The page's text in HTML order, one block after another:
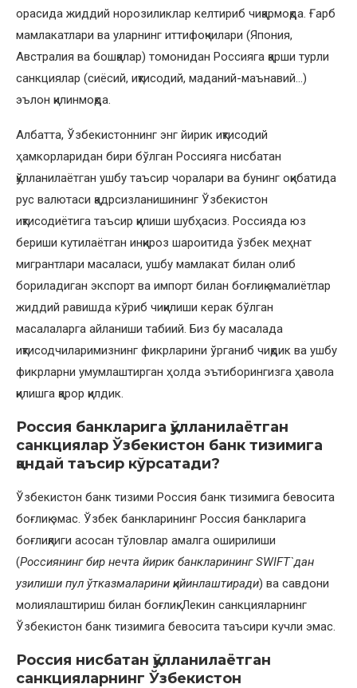
орасида жиддий норозиликлар келтириб чиқармоқда. Ғарб
мамлакатлари ва уларнинг иттифоқчилари (Япония,
Австралия ва бошқалар) томонидан Россияга қарши турли
санкциялар (сиёсий, иқтисодий, маданий-маънавий…)
эълон қилинмоқда.
Албатта, Ўзбекистоннинг энг йирик иқтисодий
ҳамкорларидан бири бўлган Россияга нисбатан
қўлланилаётган ушбу таъсир чоралари ва бунинг оқибатида
рус валютаси қадрсизланишининг Ўзбекистон
иқтисодиётига таъсир қилиши шубҳасиз. Россияда юз
бериши кутилаётган инқироз шароитида ўзбек меҳнат
мигрантлари масаласи, ушбу мамлакат билан олиб
бориладиган экспорт ва импорт билан боғлиқ амалиётлар
жиддий равишда кўриб чиқилиши керак бўлган
масалаларга айланиши табиий. Биз бу масалада
иқтисодчиларимизнинг фикрларини ўрганиб чиқдик ва ушбу
фикрларни умумлаштирган ҳолда эътиборингизга ҳавола
қилишга қарор қилдик.
Россия банкларига қўлланилаётган
санкциялар Ўзбекистон банк тизимига
қандай таъсир кўрсатади?
Ўзбекистон банк тизими Россия банк тизимига бевосита
боғлиқ эмас. Ўзбек банкларининг Россия банкларига
боғлиқлиги асосан тўловлар амалга оширилиши
(Россиянинг бир нечта йирик банкларининг SWIFT`дан
узилиши пул ўтказмаларини қийинлаштиради) ва савдони
молиялаштириш билан боғлиқ. Лекин санкцияларнинг
Ўзбекистон банк тизимига бевосита таъсири кучли эмас.
Россия нисбатан қўлланилаётган
санкцияларнинг Ўзбекистон